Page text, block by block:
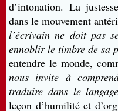
d’intonation. La
dans le mouvement
l’écrivain ne doit pas
ennoblir le timbre de sa
entendre le monde,
nous invite à
traduire dans le
leçon d’humilité et